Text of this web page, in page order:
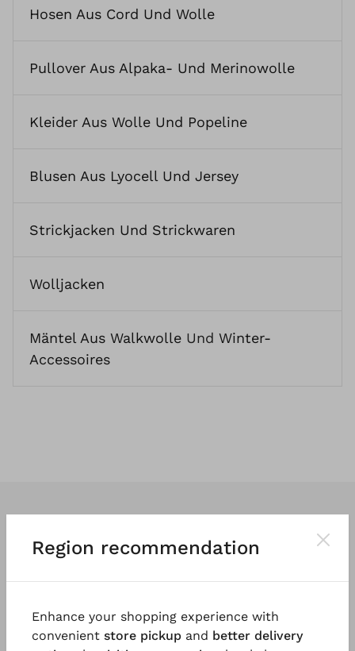
Hosen Aus Cord Und Wolle
Pullover Aus Alpaka- Und Merinowolle
Kleider Aus Wolle Und Popeline
Blusen Aus Lyocell Und Jersey
Strickjacken Und Strickwaren
Wolljacken
Mäntel Aus Walkwolle Und Winter-
Accessoires
und einzigartig wie die Menschen, die
Region recommendation
Enhance your shopping experience with
convenient store pickup and better delivery